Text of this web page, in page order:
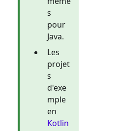
s
pour
Java.
Les
projet
s
d'exe
mple
en
Kotlin